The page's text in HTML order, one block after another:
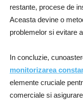
restante, procese de
Aceasta devine o
problemelor si evitare
In concluzie,
monitorizarea
elemente cruciale
comerciale si